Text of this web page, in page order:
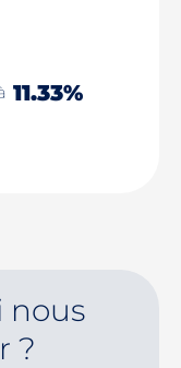
11.33%
nous
?